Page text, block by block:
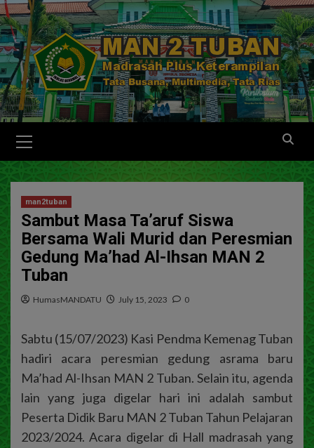
man2tuban
Sambut Masa Ta’aruf Siswa
Bersama Wali Murid dan Peresmian
Gedung Ma’had Al-Ihsan MAN 2
Tuban
HumasMANDATU July 15, 2023 0
Sabtu (15/07/2023) Kasi Pendma Kemenag Tuban
hadiri acara peresmian gedung asrama baru
Ma’had Al-Ihsan MAN 2 Tuban. Selain itu, agenda
lain yang juga digelar hari ini adalah sambut
Peserta Didik Baru MAN 2 Tuban Tahun Pelajaran
2023/2024. Acara digelar di Hall madrasah yang